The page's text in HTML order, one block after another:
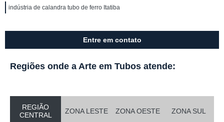
indústria de calandra tubo de ferro Itatiba
Entre em contato
Regiões onde a Arte em Tubos atende:
REGIÃO
CENTRAL
ZONA LESTE ZONA OESTE ZONA SUL